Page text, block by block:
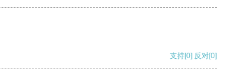
支持[0] 反对[0]